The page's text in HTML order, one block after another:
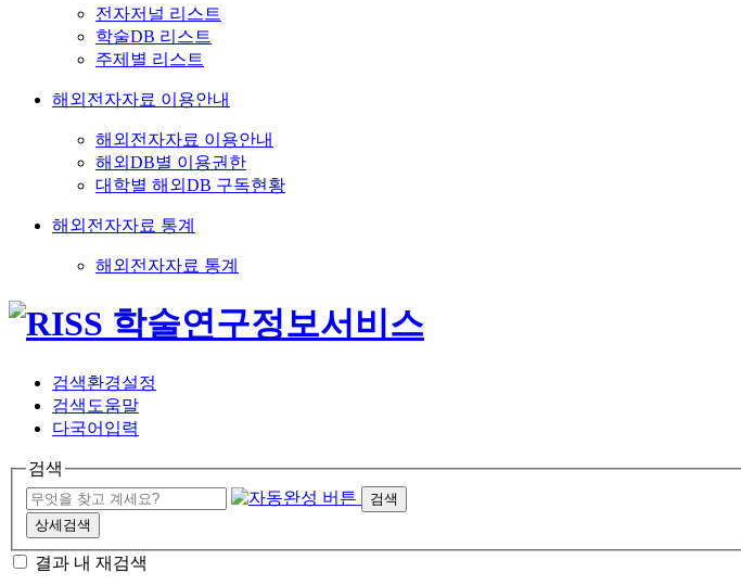
전자저널 리스트
학술DB 리스트
주제별 리스트
해외전자자료 이용안내
해외전자자료 이용안내
해외DB별 이용권한
대학별 해외DB 구독현황
해외전자자료 통계
해외전자자료 통계
검색환경설정
검색도움말
다국어입력
검색
검색
상세검색
결과 내 재검색